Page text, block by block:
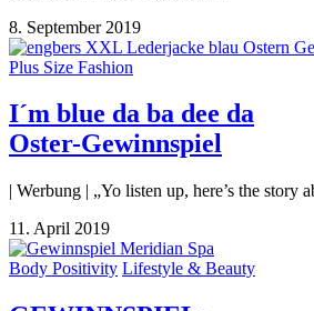
8. September 2019
Plus Size Fashion
I´m blue da ba dee da
Oster-Gewinnspiel
| Werbung | „Yo listen up, here’s the
11. April 2019
Body Positivity Lifestyle & Beauty